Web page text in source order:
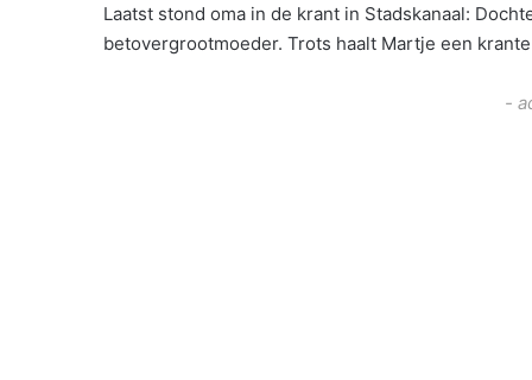
Laatst stond oma in de krant in Stadskanaal:
betovergrootmoeder. Trots haalt Martje een
-